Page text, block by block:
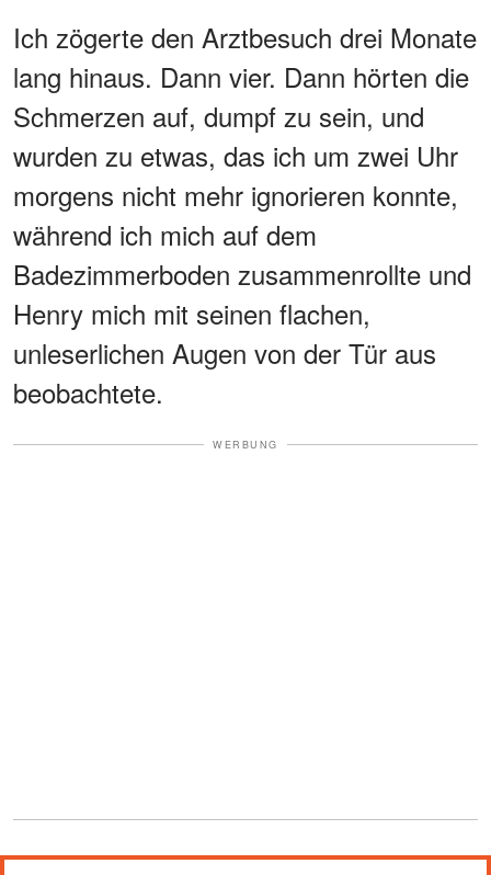
Ich zögerte den Arztbesuch drei Monate
lang hinaus. Dann vier. Dann hörten die
Schmerzen auf, dumpf zu sein, und
wurden zu etwas, das ich um zwei Uhr
morgens nicht mehr ignorieren konnte,
während ich mich auf dem
Badezimmerboden zusammenrollte und
Henry mich mit seinen flachen,
unleserlichen Augen von der Tür aus
beobachtete.
WERBUNG